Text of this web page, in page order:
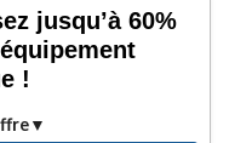
jusqu’à 60%
!